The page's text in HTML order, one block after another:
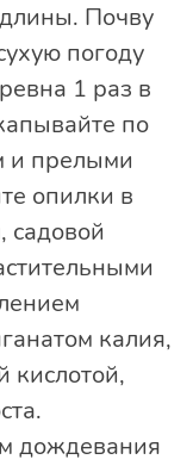
Почву
погоду
1 раз в
по
и прелыми
опилки в
садовой
калия,
кислотой,
дождевания